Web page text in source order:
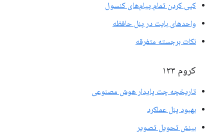
کپی کردن تمام پیام‌های کنسول
واحدهای بایت در پنل حافظه
نکات برجسته متفرقه
کروم ۱۳۳
تاریخچه چت پایدار هوش مصنوعی
بهبود پنل عملکرد
بینش تحویل تصویر